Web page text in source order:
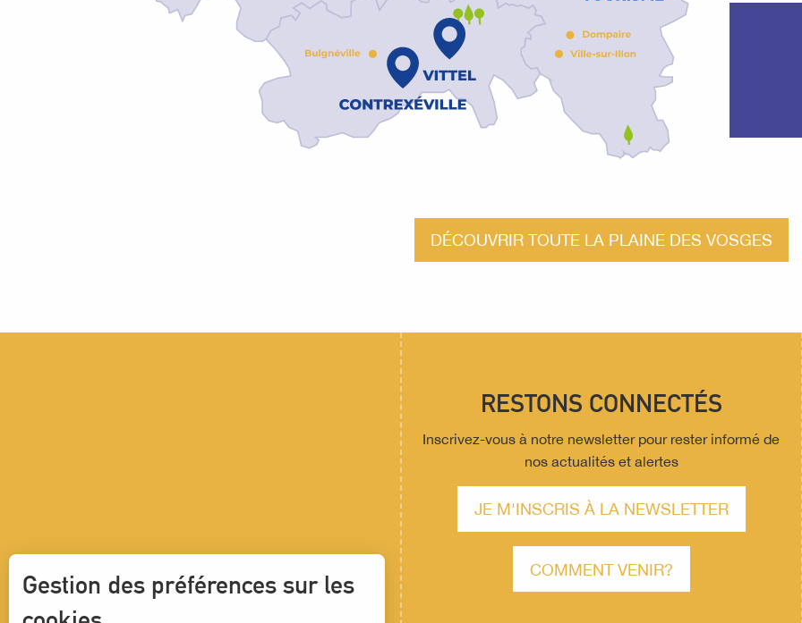
DÉCOUVRIR TOUTE LA PLAINE DES VOSGES
RESTONS CONNECTÉS
Inscrivez-vous à notre newsletter pour rester informé de
nos actualités et alertes
JE M'INSCRIS À LA NEWSLETTER
COMMENT VENIR?
Gestion des préférences sur les